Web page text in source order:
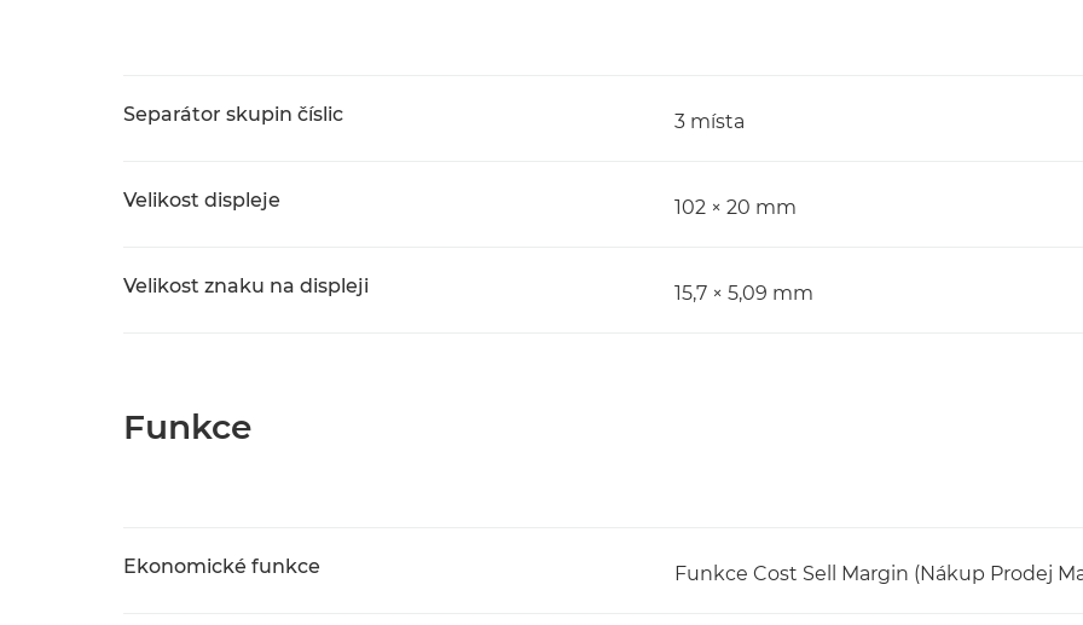
Separátor skupin číslic 3 místa
Velikost displeje 102 × 20 mm
Velikost znaku na displeji 15,7 × 5,09 mm
Funkce
Ekonomické funkce Funkce Cost Sell Margin (Nákup Prodej